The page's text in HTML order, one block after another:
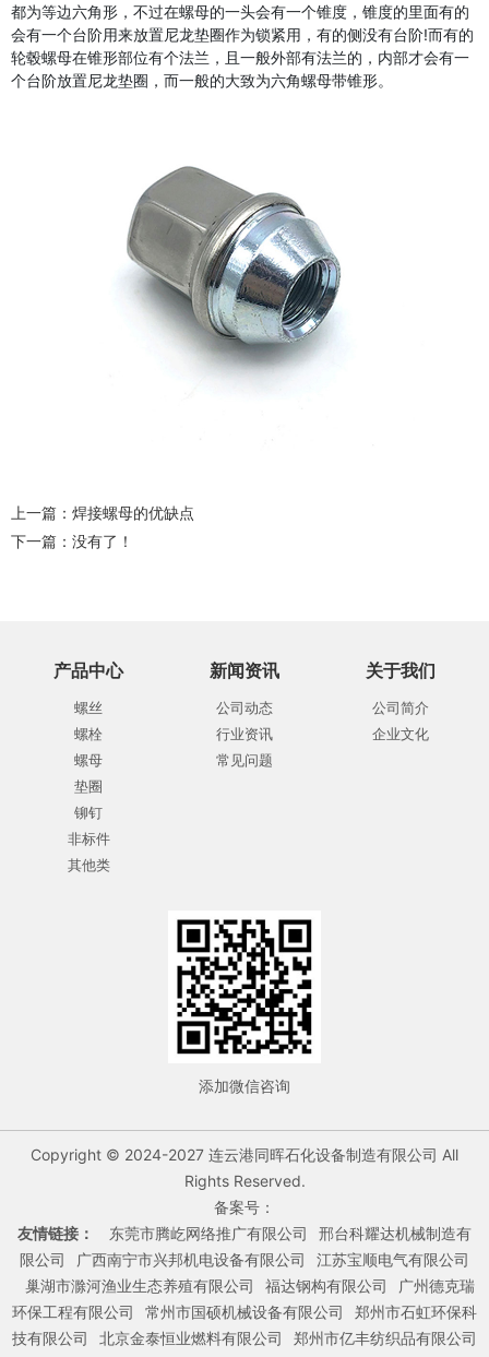
都为等边六角形，不过在螺母的一头会有一个锥度，锥度的里面有的
会有一个台阶用来放置尼龙垫圈作为锁紧用，有的侧没有台阶!而有的
轮毂螺母在锥形部位有个法兰，且一般外部有法兰的，内部才会有一
个台阶放置尼龙垫圈，而一般的大致为六角螺母带锥形。
上一篇： 焊接螺母的优缺点
下一篇：没有了！
产品中心
螺丝
螺栓
螺母
垫圈
铆钉
非标件
其他类
新闻资讯
公司动态
行业资讯
常见问题
关于我们
公司简介
企业文化
添加微信咨询
Copyright © 2024-2027 连云港同晖石化设备制造有限公司 All
Rights Reserved.
备案号：
友情链接：
东莞市腾屹网络推广有限公司
邢台科耀达机械制造有
限公司
广西南宁市兴邦机电设备有限公司
江苏宝顺电气有限公司
巢湖市滁河渔业生态养殖有限公司
福达钢构有限公司
广州德克瑞
环保工程有限公司
常州市国硕机械设备有限公司
郑州市石虹环保科
技有限公司
北京金泰恒业燃料有限公司
郑州市亿丰纺织品有限公司